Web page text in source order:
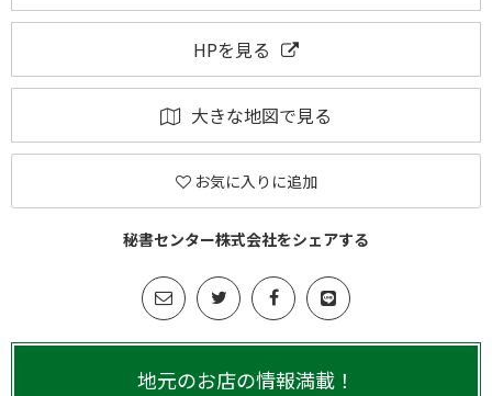
HPを見る
大きな地図で見る
お気に入りに追加
秘書センター株式会社をシェアする
地元のお店の情報満載！